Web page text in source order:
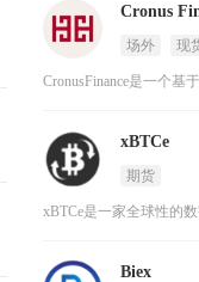
Cronus
场外 现
xBTCe
期货
Biex